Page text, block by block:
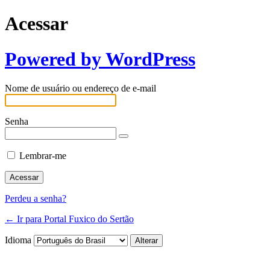
Acessar
Powered by WordPress
Nome de usuário ou endereço de e-mail
Senha
Lembrar-me
Perdeu a senha?
← Ir para Portal Fuxico do Sertão
Idioma